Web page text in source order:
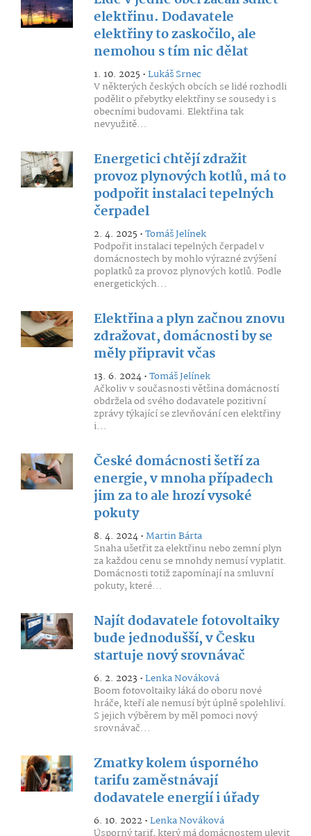
elektřinu. Dodavatele
elektřiny to zaskočilo, ale
nemohou s tím nic dělat
1. 10. 2025 •Lukáš Srnec
V některých českých obcích se lidé rozhodli
podělit o přebytky elektřiny se sousedy i s
obecními budovami. Elektřina tak
nevyužitě...
Energetici chtějí zdražit
provoz plynových kotlů, má to
podpořit instalaci tepelných
čerpadel
2. 4. 2025 •Tomáš Jelínek
Podpořit instalaci tepelných čerpadel v
domácnostech by mohlo výrazné zvýšení
poplatků za provoz plynových kotlů. Podle
energetických...
Elektřina a plyn začnou znovu
zdražovat, domácnosti by se
měly připravit včas
13. 6. 2024 •Tomáš Jelínek
Ačkoliv v současnosti většina domácností
obdržela od svého dodavatele pozitivní
zprávy týkající se zlevňování cen elektřiny
i...
České domácnosti šetří za
energie, v mnoha případech
jim za to ale hrozí vysoké
pokuty
8. 4. 2024 •Martin Bárta
Snaha ušetřit za elektřinu nebo zemní plyn
za každou cenu se mnohdy nemusí vyplatit.
Domácnosti totiž zapomínají na smluvní
pokuty, které...
Najít dodavatele fotovoltaiky
bude jednodušší, v Česku
startuje nový srovnávač
6. 2. 2023 •Lenka Nováková
Boom fotovoltaiky láká do oboru nové
hráče, kteří ale nemusí být úplně spolehliví.
S jejich výběrem by měl pomoci nový
srovnávač...
Zmatky kolem úsporného
tarifu zaměstnávají
dodavatele energií i úřady
6. 10. 2022 •Lenka Nováková